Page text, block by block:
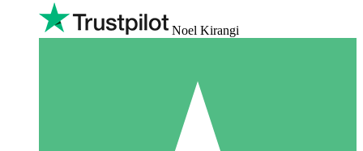
Noel Kirangi